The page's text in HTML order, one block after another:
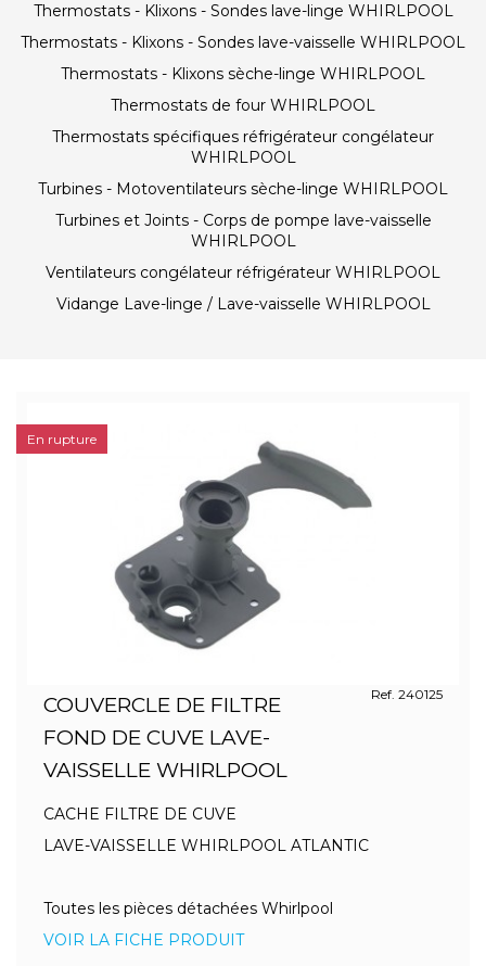
Thermostats - Klixons - Sondes lave-linge WHIRLPOOL
Thermostats - Klixons - Sondes lave-vaisselle WHIRLPOOL
Thermostats - Klixons sèche-linge WHIRLPOOL
Thermostats de four WHIRLPOOL
Thermostats spécifiques réfrigérateur congélateur
WHIRLPOOL
Turbines - Motoventilateurs sèche-linge WHIRLPOOL
Turbines et Joints - Corps de pompe lave-vaisselle
WHIRLPOOL
Ventilateurs congélateur réfrigérateur WHIRLPOOL
Vidange Lave-linge / Lave-vaisselle WHIRLPOOL
COUVERCLE DE FILTRE
FOND DE CUVE LAVE-
VAISSELLE WHIRLPOOL
Ref. 240125
CACHE FILTRE DE CUVE
LAVE-VAISSELLE WHIRLPOOL ATLANTIC
Toutes les pièces détachées Whirlpool
VOIR LA FICHE PRODUIT
En rupture